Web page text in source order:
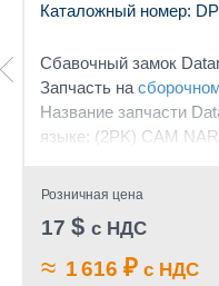
Каталожный номер:
Сбавочный замок
Запчасть на
Название запчасти
языке: (2PK) CAM
Розничная цена
17 $ с НДС
≈ 1 616 ₽ с НДС